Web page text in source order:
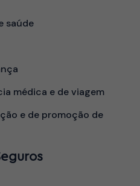
saúde
médica e de viagem
e de promoção de